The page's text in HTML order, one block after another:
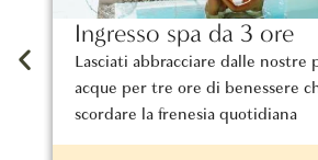
Ingresso spa da 3 ore
Lasciati abbracciare dalle nostre
acque per tre ore di benessere
scordare la frenesia quotidiana